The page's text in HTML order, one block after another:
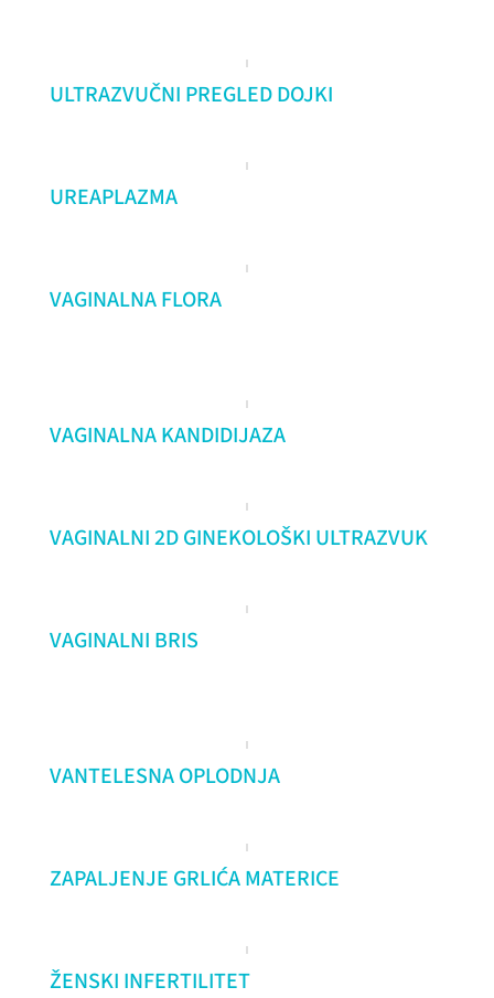
ULTRAZVUČNI PREGLED DOJKI
UREAPLAZMA
VAGINALNA FLORA
VAGINALNA KANDIDIJAZA
VAGINALNI 2D GINEKOLOŠKI ULTRAZVUK
VAGINALNI BRIS
VANTELESNA OPLODNJA
ZAPALJENJE GRLIĆA MATERICE
ŽENSKI INFERTILITET